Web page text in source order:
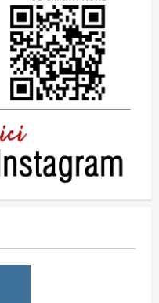
Ennio, per la tua lunga